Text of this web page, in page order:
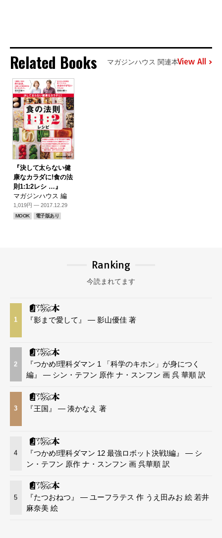
Related Books マガジンハウス 関連本View All
『決して太らない健
康なカラダに!食の法
則1:1:2レシ …』
マガジンハウス 編
1,019円 — 2017.12.29
MOOK 電子版あり
Ranking
今読まれてます
1 『影まで愛して』 — 影山優佳 著
2
『つかめ!理科ダマン 1 「科学のキホン」が身につく
編』 — シン・テフン 原作 ナ・スンフン 画 呉 華順 訳
3 『王国』 — 湊かなえ 著
4
『つかめ!理科ダマン 12 最強ロボット決戦!編』 — シ
ン・テフン 原作 ナ・スンフン 画 呉華順 訳
5
『たつおねつ』 — ユーフラテス 作 うえ田みお 絵 若井
麻奈美 絵